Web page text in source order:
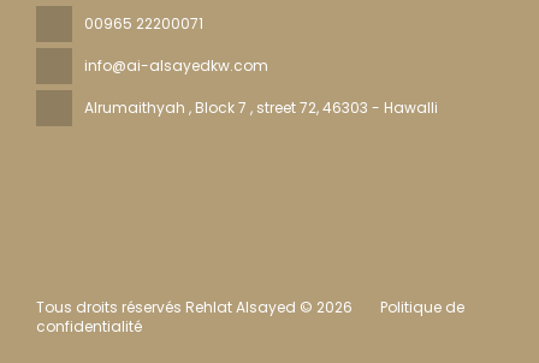
00965 22200071
info@ai-alsayedkw.com
Alrumaithyah , Block 7 , street 72, 46303 - Hawalli
Tous droits réservés Rehlat Alsayed © 2026
Politique de
confidentialité